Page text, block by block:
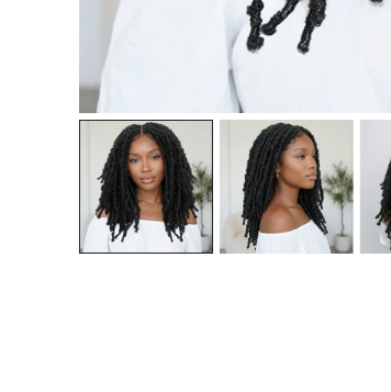
OUVRIR LE MÉDIA DANS LA VUE GALERIE